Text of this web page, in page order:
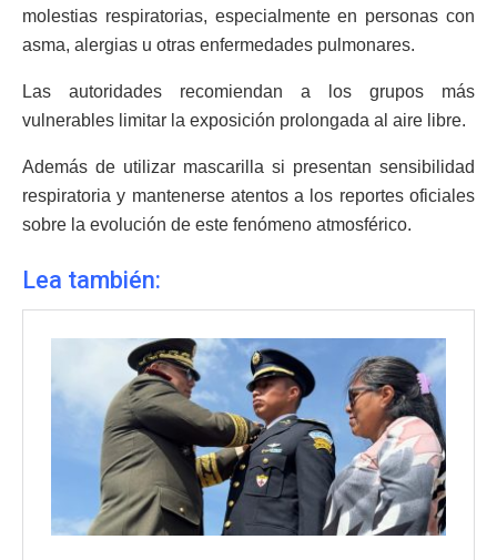
molestias respiratorias, especialmente en personas con
asma, alergias u otras enfermedades pulmonares.
Las autoridades recomiendan a los grupos más
vulnerables limitar la exposición prolongada al aire libre.
Además de utilizar mascarilla si presentan sensibilidad
respiratoria y mantenerse atentos a los reportes oficiales
sobre la evolución de este fenómeno atmosférico.
Lea también: